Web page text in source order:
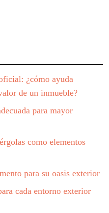
¿cómo ayuda
de un inmueble?
para mayor
como elementos
para su oasis exterior
cada entorno exterior